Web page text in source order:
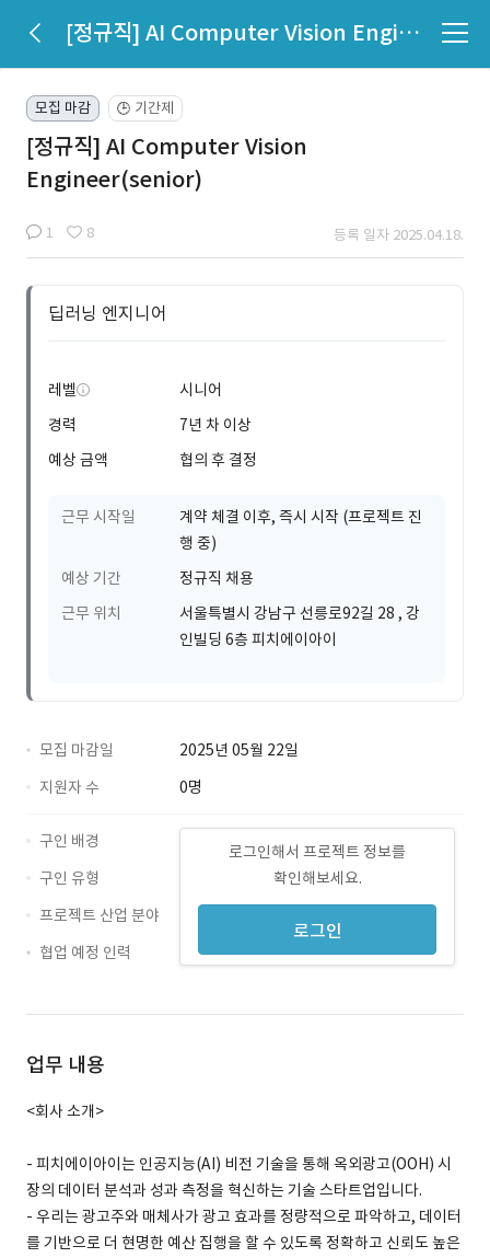
[정규직] AI Computer Vision Engineer(senior)
모집 마감 🕒 기간제
[정규직] AI Computer Vision
Engineer(senior)
1 8 등록 일자 2025.04.18.
딥러닝 엔지니어
레벨
시니어
경력
7년 차 이상
예상 금액
협의 후 결정
근무 시작일
계약 체결 이후, 즉시 시작 (프로젝트 진
행 중)
예상 기간
정규직 채용
근무 위치
서울특별시 강남구 선릉로92길 28 , 강
인빌딩 6층 피치에이아이
모집 마감일
2025년 05월 22일
지원자 수
0명
로그인해서 프로젝트 정보를
확인해보세요.
로그인
구인 배경
구인 유형
프로젝트 산업 분야
협업 예정 인력
업무 내용
<회사 소개>
- 피치에이아이는 인공지능(AI) 비전 기술을 통해 옥외광고(OOH) 시
장의 데이터 분석과 성과 측정을 혁신하는 기술 스타트업입니다.
- 우리는 광고주와 매체사가 광고 효과를 정량적으로 파악하고, 데이터
를 기반으로 더 현명한 예산 집행을 할 수 있도록 정확하고 신뢰도 높은